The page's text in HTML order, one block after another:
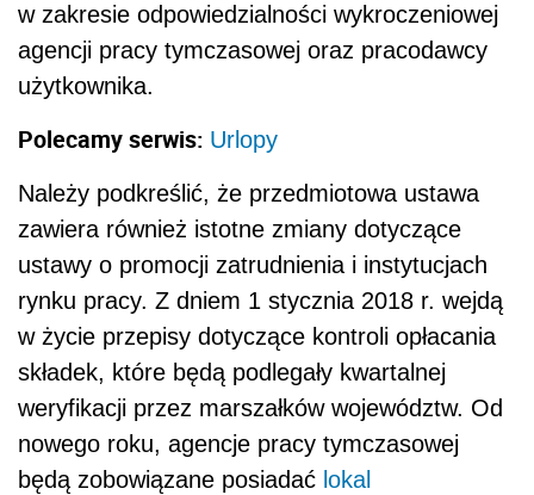
w zakresie odpowiedzialności wykroczeniowej
agencji pracy tymczasowej oraz pracodawcy
użytkownika.
Polecamy serwis: Urlopy
Należy podkreślić, że przedmiotowa ustawa
zawiera również istotne zmiany dotyczące
ustawy o promocji zatrudnienia i instytucjach
rynku pracy. Z dniem 1 stycznia 2018 r. wejdą
w życie przepisy dotyczące kontroli opłacania
składek, które będą podlegały kwartalnej
weryfikacji przez marszałków województw. Od
nowego roku, agencje pracy tymczasowej
będą zobowiązane posiadać lokal